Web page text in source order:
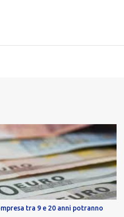
tra 9 e 20 anni potranno